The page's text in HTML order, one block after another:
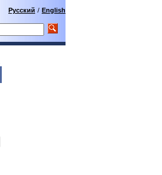
Русский / English